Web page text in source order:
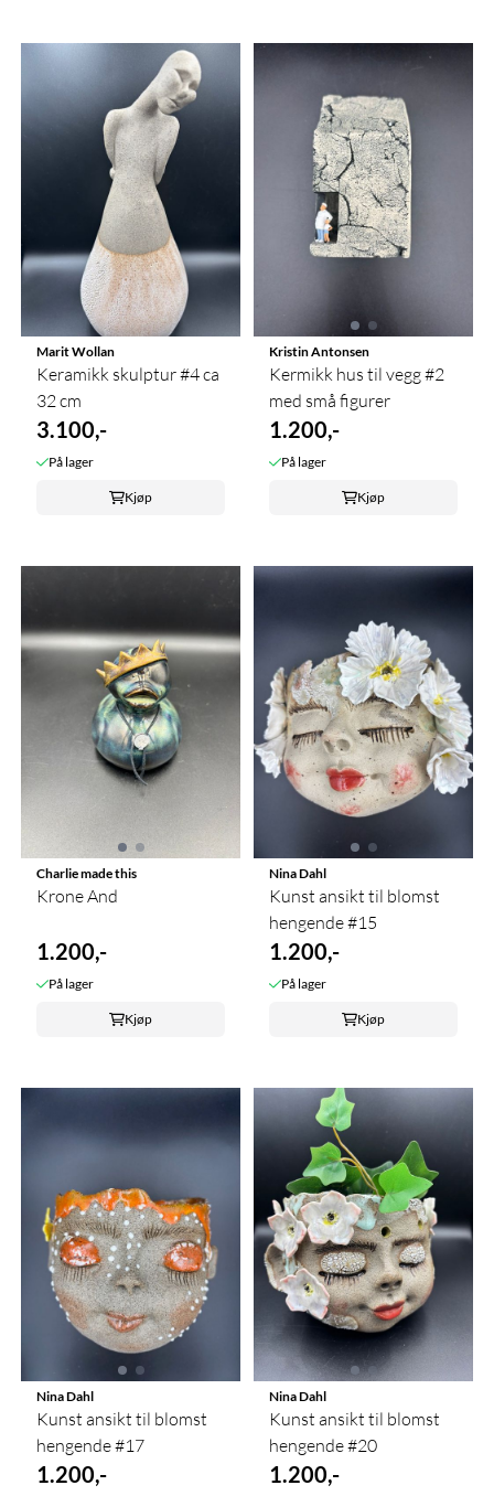
Marit Wollan
Keramikk skulptur #4 ca
32 cm
3.100,-
På lager
Kjøp
Kristin Antonsen
Kermikk hus til vegg #2
med små figurer
1.200,-
På lager
Kjøp
Charlie made this
Krone And
1.200,-
På lager
Kjøp
Nina Dahl
Kunst ansikt til blomst
hengende #15
1.200,-
På lager
Kjøp
Nina Dahl
Kunst ansikt til blomst
hengende #17
1.200,-
Nina Dahl
Kunst ansikt til blomst
hengende #20
1.200,-